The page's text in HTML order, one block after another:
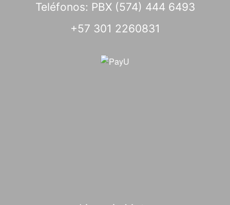
Teléfonos: PBX (574) 444 6493
+57 301 2260831